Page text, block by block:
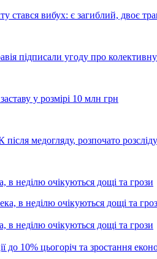
стався вибух: є загиблий, двоє
підписали угоду про
у розмірі 10 млн грн
медогляду, розпочато
в неділю очікуються дощі та грози
в неділю очікуються дощі та грози